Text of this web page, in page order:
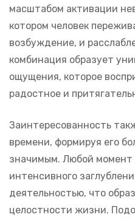
масштабом активации
котором человек
возбуждение, и
комбинация образует
ощущения, которое
радостное и
Заинтересованность
времени, формируя его
значимым. Любой момент
интенсивного
деятельностью, что
целостности жизни.